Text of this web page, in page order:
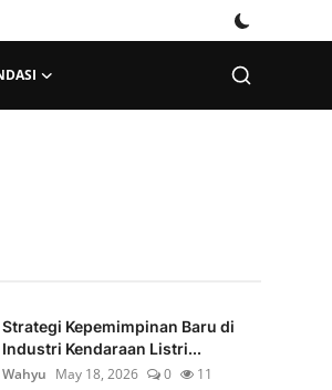
Strategi Kepemimpinan Baru di
Industri Kendaraan Listri...
Wahyu May 18, 2026 0 11